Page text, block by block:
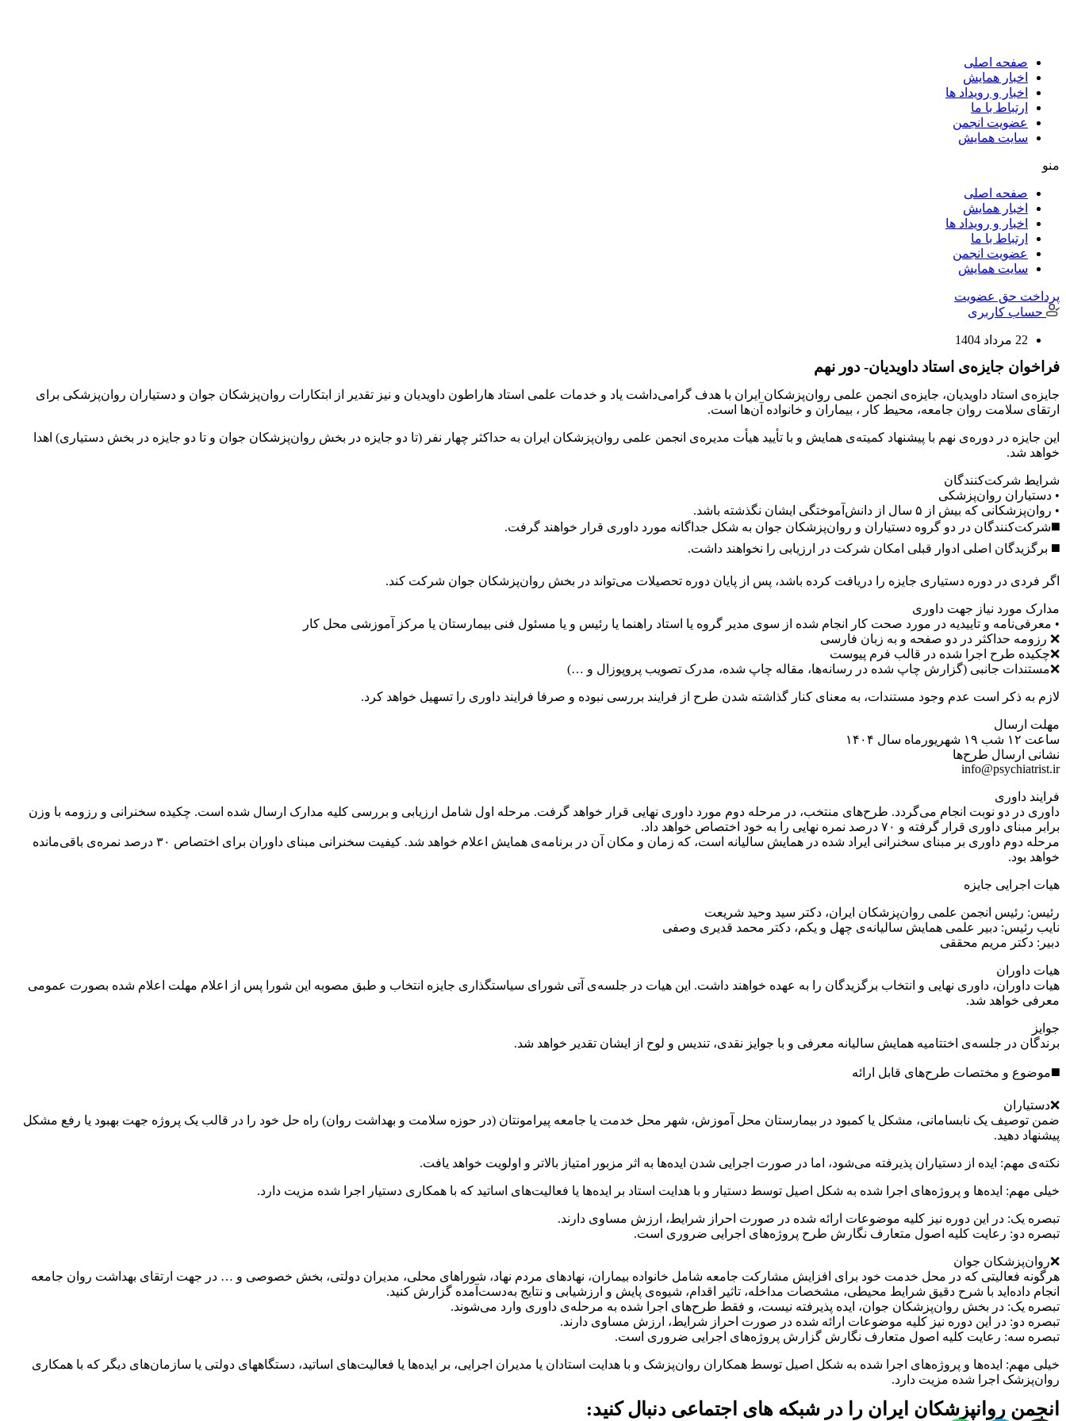
صفحه اصلی
اخبار همایش
اخبار و رویداد ها
ارتباط با ما
عضویت انجمن
سایت همایش
منو
صفحه اصلی
اخبار همایش
اخبار و رویداد ها
ارتباط با ما
عضویت انجمن
سایت همایش
پرداخت حق عضویت
حساب کاربری
22 مرداد 1404
فراخوان جایزه‌ی استاد داویدیان- دور نهم
جایزه‌ی استاد داویدیان، جایزه‌ی انجمن علمی روان‌پزشکان ایران با هدف گرامی‌داشت یاد و خدمات علمی استاد هاراطون داویدیان و نیز تقدیر از ابتکارات روان‌پزشکان جوان و دستیاران روان‌‌پزشکی برای
ارتقای سلامت روان جامعه، محیط کار ، بیماران و خانواده آن‌ها است.
این جایزه در دوره‌ی نهم با پیشنهاد کمیته‌ی همایش و با تأیید هیأت مدیره‌ی انجمن علمی روان‌پزشکان ایران به حداکثر چهار نفر (تا دو جایزه در بخش روان‌پزشکان جوان و تا دو جایزه در بخش دستیاری) اهدا
خواهد شد.
شرایط شرکت‌کنندگان
• دستیاران روان‌پزشکی
• ‌روان‌پزشکانی که بیش از ۵ سال از دانش‌آموختگی ایشان نگذشته باشد.
◼️شرکت‌کنندگان در دو گروه دستیاران و روان‌‌پزشکان جوان به شکل جداگانه مورد داوری قرار خواهند گرفت.
◼️ برگزیدگان اصلی ادوار قبلی امکان شرکت در ارزیابی را نخواهند داشت.
اگر فردی در دوره دستیاری جایزه را دریافت کرده باشد، پس از پایان دوره تحصیلات می‌تواند در بخش روان‌پزشکان جوان شرکت کند.
مدارک مورد نیاز جهت داوری
• معرفی‌نامه و تاییدیه در مورد صحت کار انجام شده از سوی مدیر گروه یا استاد راهنما یا رئیس و یا مسئول فنی بیمارستان یا مرکز آموزشی محل کار
❌ رزومه حداکثر در دو صفحه و به زبان فارسی
❌چکیده طرح اجرا شده در قالب فرم پیوست
❌مستندات جانبی (گزارش چاپ شده در رسانه‌ها،‌ مقاله چاپ شده، مدرک تصویب پروپوزال و …)
لازم به ذکر است عدم وجود مستندات، به معنای کنار گذاشته شدن طرح از فرایند بررسی نبوده و صرفا فرایند داوری را تسهیل خواهد کرد.
مهلت ارسال
ساعت ۱۲ شب ۱۹ شهریورماه سال ۱۴۰۴
نشانی ارسال طرح‌ها
info@psychiatrist.ir
فرایند داوری
داوری در دو نوبت انجام می‌گردد. طرح‌های منتخب، در مرحله دوم مورد داوری نهایی قرار خواهد گرفت. مرحله اول شامل ارزیابی و بررسی کلیه مدارک ارسال شده است. چکیده سخنرانی و رزومه با وزن
برابر مبنای داوری قرار گرفته و ۷۰ درصد نمره نهایی را به خود اختصاص خواهد داد.
مرحله دوم داوری بر مبنای سخنرانی ایراد شده در همایش سالیانه است، که زمان و مکان آن در برنامه‌ی همایش اعلام خواهد شد. کیفیت سخنرانی مبنای داوران برای اختصاص ۳۰ درصد نمره‌ی باقی‌مانده
خواهد بود.
هیات اجرایی جایزه
رئیس: رئیس انجمن علمی روان‌پزشکان ایران، دکتر سید وحید شریعت
نایب رئیس: دبیر علمی همایش سالیانه‌ی چهل و یکم، دکتر محمد قدیری وصفی
دبیر: دکتر مریم محققی
هیات داوران
هیات داوران، داوری نهایی و انتخاب برگزیدگان را به عهده خواهند داشت. این هیات در جلسه‌ی آتی شورای سیاستگذاری جایزه انتخاب و طبق مصوبه این شورا پس از اعلام مهلت اعلام شده بصورت عمومی
معرفی خواهد شد.
جوایز
برندگان در جلسه‌ی اختتامیه همایش سالیانه معرفی و با جوایز نقدی، تندیس و لوح از ایشان تقدیر خواهد شد.
◼️موضوع و مختصات طرح‌های قابل ارائه
❌دستیاران
ضمن توصیف یک نابسامانی، مشکل یا کمبود در بیمارستان محل آموزش،‌ شهر محل خدمت یا جامعه پیرامونتان (در حوزه سلامت و بهداشت روان) راه حل خود را در قالب یک پروژه جهت بهبود یا رفع مشکل
پیشنهاد دهید.
نکته‌ی مهم: ایده از دستیاران پذیرفته می‌شود، اما در صورت اجرایی شدن ایده‌ها به اثر مزبور امتیاز بالاتر و اولویت خواهد یافت.
خیلی مهم: ایده‌ها و پروژه‌های اجرا شده به شکل اصیل توسط دستیار و با هدایت استاد بر ایده‌ها یا فعالیت‌های اساتید که با همکاری دستیار اجرا شده مزیت دارد.
تبصره یک: در این دوره نیز کلیه موضوعات ارائه شده در صورت احراز شرایط، ارزش مساوی دارند.
تبصره دو: رعایت کلیه اصول متعارف نگارش طرح پروژه‌های اجرایی ضروری است.
❌روان‌پزشکان جوان
هرگونه فعالیتی که در محل خدمت خود برای افزایش مشارکت جامعه شامل خانواده بیماران، نهادهای مردم نهاد،‌ شوراهای محلی،‌ مدیران دولتی، بخش خصوصی و … در جهت ارتقای بهداشت روان جامعه
انجام داده‌اید با شرح دقیق شرایط محیطی، مشخصات مداخله،‌ تاثیر اقدام، شیوه‌ی پایش و ارزشیابی و نتایج به‌دست‌آمده گزارش کنید.
تبصره یک: در بخش روان‌‌پزشکان جوان، ایده پذیرفته نیست، و فقط طرح‌های اجرا شده به مرحله‌ی داوری وارد می‌شوند.
تبصره دو: در این دوره نیز کلیه موضوعات ارائه شده در صورت احراز شرایط، ارزش مساوی دارند.
تبصره سه: رعایت کلیه اصول متعارف نگارش گزارش پروژه‌های اجرایی ضروری است.
خیلی مهم: ایده‌ها و پروژه‌های اجرا شده به شکل اصیل توسط همکاران روان‌‌پزشک و با هدایت استادان یا مدیران اجرایی، بر ایده‌ها یا فعالیت‌های اساتید، دستگاههای دولتی یا سازمان‌های دیگر که با همکاری
روان‌‌پزشک اجرا شده مزیت دارد.
انجمن روانپزشکان ایران را در شبکه های اجتماعی دنبال کنید: